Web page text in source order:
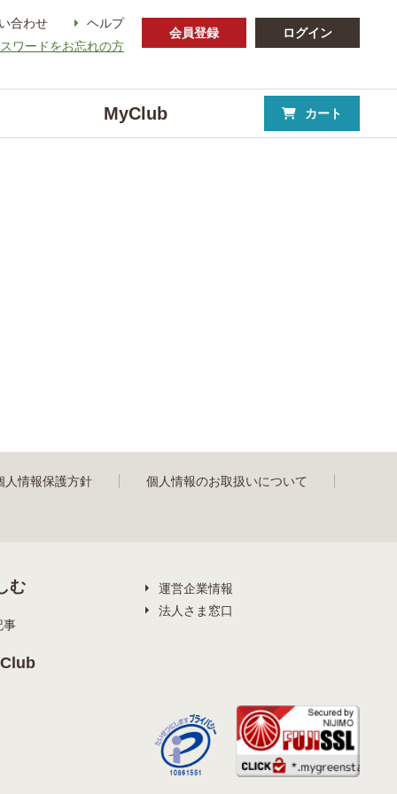
ヘルプ
合わせ
ワードをお忘れの方
会員登録 ログイン
MyClub カート
人情報保護方針 個人情報のお取扱いについて
む
事
運営企業情報
法人さま窓口